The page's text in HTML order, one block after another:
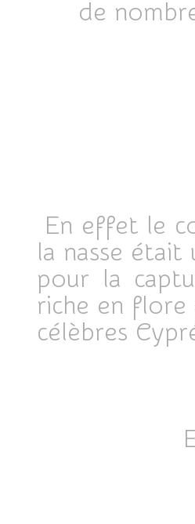
de
En effet le
la nasse était
pour la
riche en flore
célèbres